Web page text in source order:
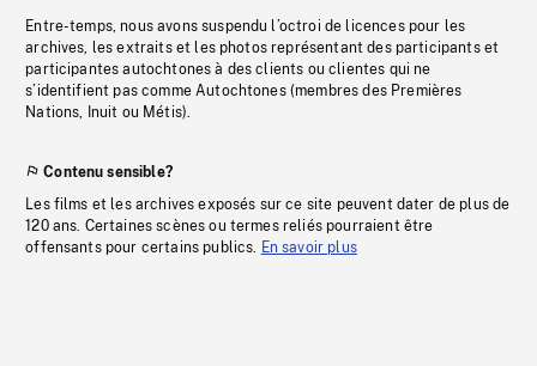
Entre-temps, nous avons suspendu l’octroi de licences pour les
archives, les extraits et les photos représentant des participants et
participantes autochtones à des clients ou clientes qui ne
s’identifient pas comme Autochtones (membres des Premières
Nations, Inuit ou Métis).
Contenu sensible?
Les films et les archives exposés sur ce site peuvent dater de plus de
120 ans. Certaines scènes ou termes reliés pourraient être
offensants pour certains publics. En savoir plus